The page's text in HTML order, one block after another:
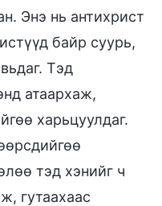
Энэ нь антихрист
байр суурь,
Тэд
атаархаж,
харьцуулдаг.
тэд хэнийг ч
гутаахаас